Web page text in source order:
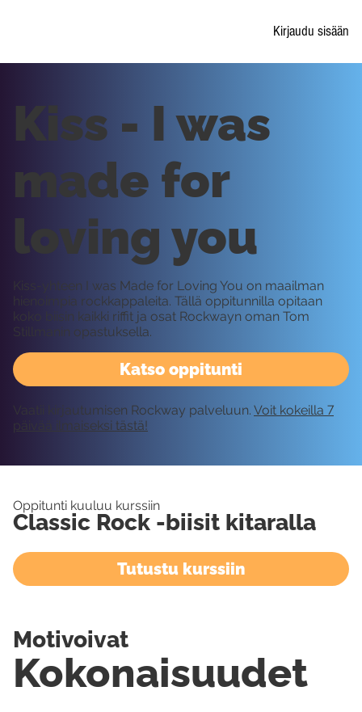
Kirjaudu sisään
Katso oppitunti
Kiss - I was
made for
loving you
Kiss-yhteen I was Made for Loving You on maailman
hienoimpia rockkappaleita. Tällä oppitunnilla opitaan
koko biisin kaikki riffit ja osat Rockwayn oman Tom
Stillmanin opastuksella.
Vaatii kirjautumisen Rockway palveluun. Voit kokeilla 7
päivää ilmaiseksi tästä!
Oppitunti kuuluu kurssiin
Classic Rock -biisit kitaralla
Tutustu kurssiin
Kokonaisuudet
Motivoivat